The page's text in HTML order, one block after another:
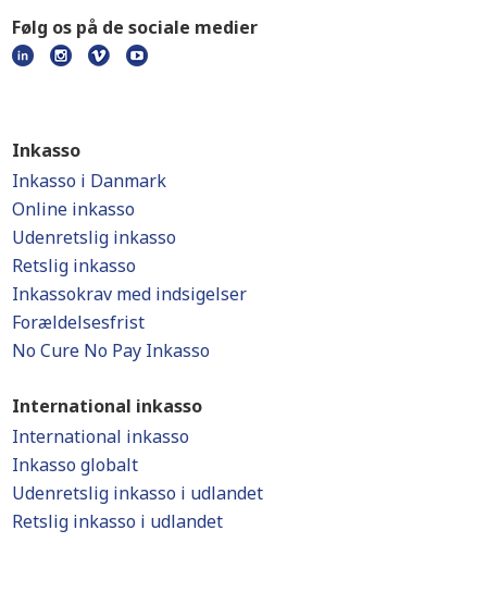
Følg os på de sociale medier
Inkasso
Inkasso i Danmark
Online inkasso
Udenretslig inkasso
Retslig inkasso
Inkassokrav med indsigelser
Forældelsesfrist
No Cure No Pay Inkasso
International inkasso
International inkasso
Inkasso globalt
Udenretslig inkasso i udlandet
Retslig inkasso i udlandet